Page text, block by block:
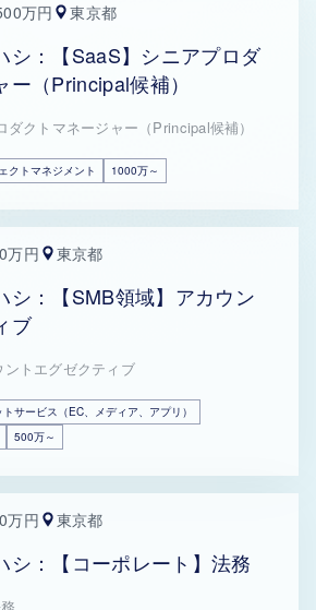
万円 東京都
シ：【SaaS】シニアプロダ
ー（Principal候補）
ダクトマネージャー（Principal候補）
クトマネジメント 1000万～
万円 東京都
シ：【SMB領域】アカウン
ブ
ントエグゼクティブ
サービス（EC、メディア、アプリ）
500万～
万円 東京都
シ：【コーポレート】法務